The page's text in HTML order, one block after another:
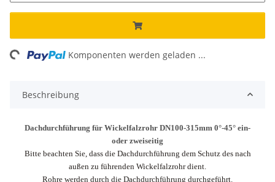
Komponenten werden geladen ...
Beschreibung
Dachdurchführung für Wickelfalzrohr DN100-315mm 0°-45° ein-
oder zweiseitig
Bitte beachten Sie, dass die Dachdurchführung dem Schutz des nach
außen zu führenden Wickelfalzrohr dient.
Rohre werden durch die Dachdurchführung durchgeführt.